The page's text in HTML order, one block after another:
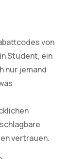
von
Student, ein
nur jemand
vertrauen.